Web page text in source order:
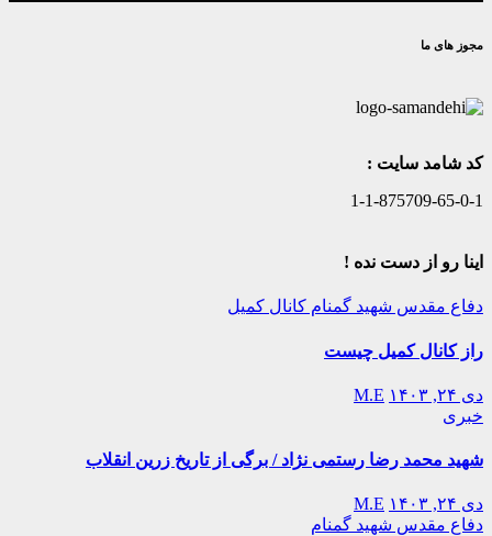
مجوز های ما
کد شامد سایت :
1-1-875709-65-0-1
اینا رو از دست نده !
دفاع مقدس شهید گمنام کانال کمیل
راز کانال کمیل چیست
دی ۲۴, ۱۴۰۳
M.E
خبری
شهید محمد رضا رستمی نژاد / برگی از تاریخ زرین انقلاب
دی ۲۴, ۱۴۰۳
M.E
دفاع مقدس شهید گمنام